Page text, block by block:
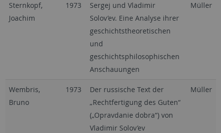
Sternkopf,
Joachim
1973
Sergej und Vladimir
Solov’ev. Eine Analyse ihrer
geschichtstheoretischen
und
geschichtsphilosophischen
Anschauungen
Müller
Wembris,
Bruno
1973
Der russische Text der
„Rechtfertigung des Guten“
(„Opravdanie dobra“) von
Vladimir Solov’ev
Müller